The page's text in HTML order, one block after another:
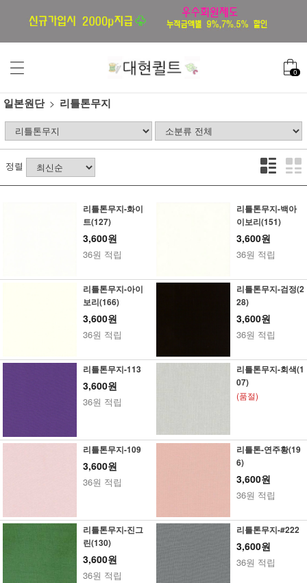
0
일본원단 리틀톤무지
정렬
리틀톤무지-화이
트(127)
3,600원
36원 적립
리틀톤무지-백아
이보리(151)
3,600원
36원 적립
리틀톤무지-아이
보리(166)
3,600원
36원 적립
리틀톤무지-검정(2
28)
3,600원
36원 적립
리틀톤무지-113
3,600원
36원 적립
리틀톤무지-회색(1
07)
(품절)
리틀톤무지-109
3,600원
36원 적립
리틀톤-연주황(19
6)
3,600원
36원 적립
리틀톤무지-진그
린(130)
3,600원
36원 적립
리틀톤무지-#222
3,600원
36원 적립